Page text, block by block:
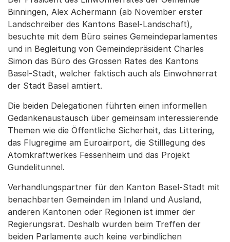
Binningen, Alex Achermann (ab November erster
Landschreiber des Kantons Basel-Landschaft),
besuchte mit dem Büro seines Gemeindeparlamentes
und in Begleitung von Gemeindepräsident Charles
Simon das Büro des Grossen Rates des Kantons
Basel-Stadt, welcher faktisch auch als Einwohnerrat
der Stadt Basel amtiert.
Die beiden Delegationen führten einen informellen
Gedankenaustausch über gemeinsam interessierende
Themen wie die Öffentliche Sicherheit, das Littering,
das Flugregime am Euroairport, die Stilllegung des
Atomkraftwerkes Fessenheim und das Projekt
Gundelitunnel.
Verhandlungspartner für den Kanton Basel-Stadt mit
benachbarten Gemeinden im Inland und Ausland,
anderen Kantonen oder Regionen ist immer der
Regierungsrat. Deshalb wurden beim Treffen der
beiden Parlamente auch keine verbindlichen